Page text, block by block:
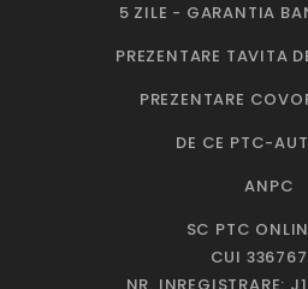
5 ZILE - GARANTIA
PREZENTARE TAVITA
PREZENTARE
DE CE PTC-
ANPC
SC PTC
CUI